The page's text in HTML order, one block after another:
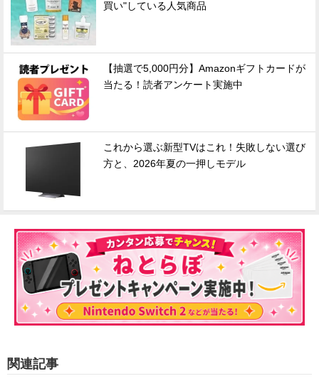
買い"している人気商品
【抽選で5,000円分】Amazonギフトカードが
当たる！読者アンケート実施中
これから選ぶ新型TVはこれ！失敗しない選び
方と、2026年夏の一押しモデル
関連記事